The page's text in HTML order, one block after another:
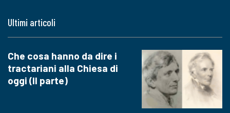
Ultimi articoli
Che cosa hanno da dire i
tractariani alla Chiesa di
oggi (II parte)